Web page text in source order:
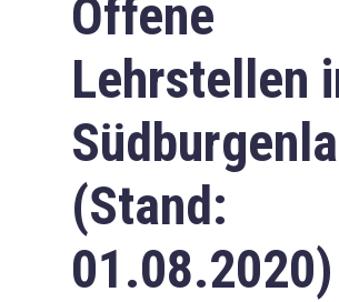
Offene
Lehrstellen
(Stand:
01.08.2020)